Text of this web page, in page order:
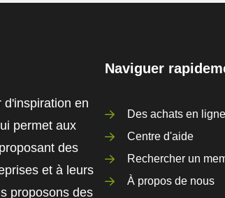
en
permet aux
des
et à leurs
proposons des
Naviguer
Des achats en
Centre d'aide
Rechercher un
À propos de nous